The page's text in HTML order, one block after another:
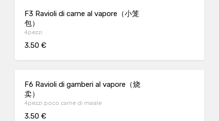
F3 Ravioli di carne al vapore（小笼
包）
4pezzi
3.50 €
F6 Ravioli di gamberi al vapore（烧
卖）
4pezzi poco carne di maiale
3.50 €